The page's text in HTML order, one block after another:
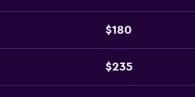
$180
$235